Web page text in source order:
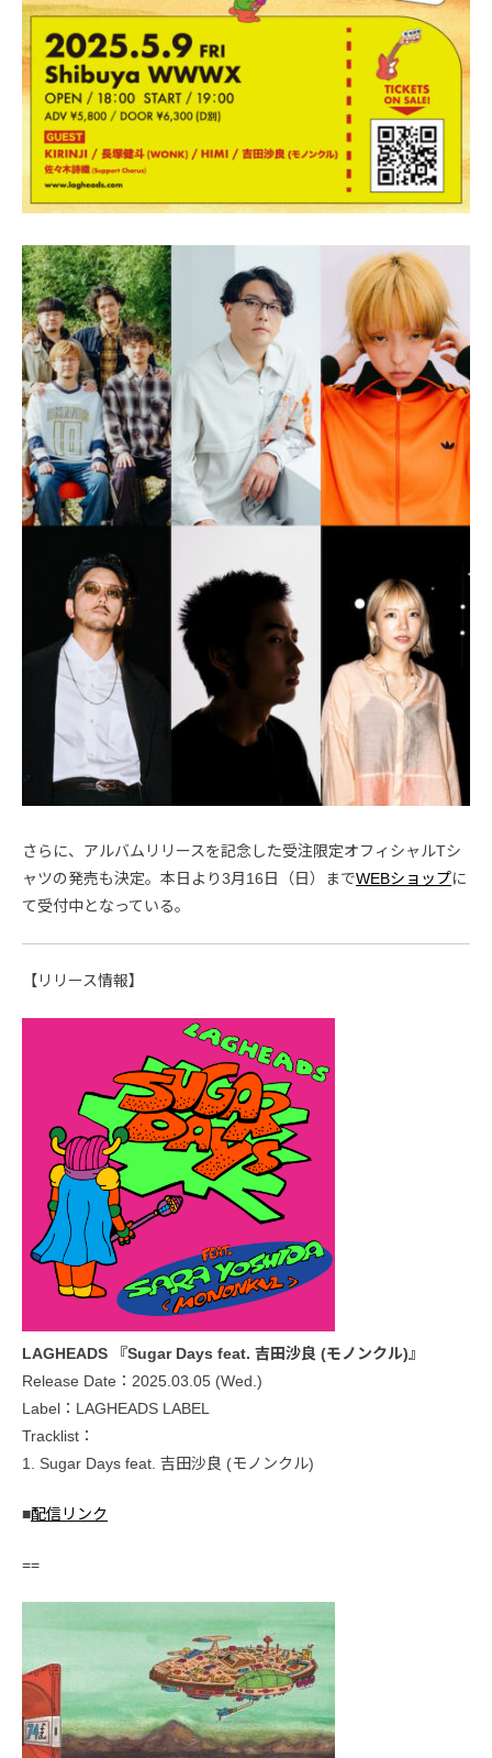
さらに、アルバムリリースを記念した受注限定オフィシャルTシ
ャツの発売も決定。本日より3月16日（日）までWEBショップに
て受付中となっている。
【リリース情報】
LAGHEADS 『Sugar Days feat. 吉田沙良 (モノンクル)』
Release Date：2025.03.05 (Wed.)
Label：LAGHEADS LABEL
Tracklist：
1. Sugar Days feat. 吉田沙良 (モノンクル)
■配信リンク
==